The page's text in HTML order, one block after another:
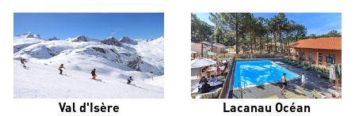
Val d'Isère Lacanau Océan